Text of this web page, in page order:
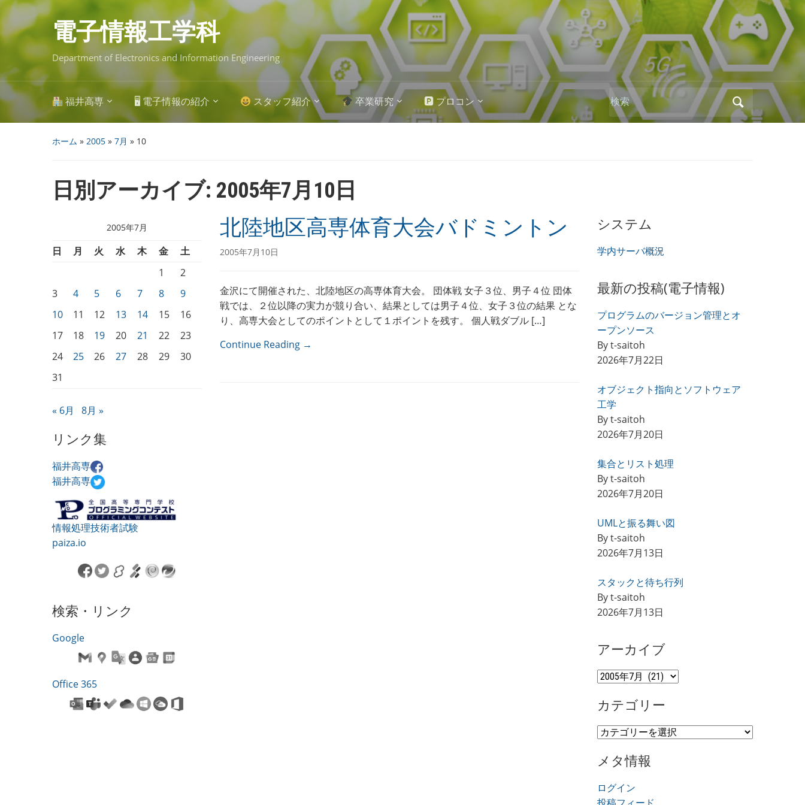
Skip
to
main
content 電子情報工学科
Department of Electronics and Information Engineering
福井高専 🖥 電子情報の紹介 スタッフ紹介 卒業研究 🅿 プロコン
Search
for:
ホーム » 2005 » 7月 » 10
日別アーカイブ: 2005年7月10日
2005年7月
日 月 火 水 木 金
土
1
2
3
4 5 6 7 8
9
10
11 12 13 14 15
16
17
18 19 20 21 22
23
24
25 26 27 28 29
30
31
« 6月 8月 »
リンク集
福井高専
福井高専
情報処理技術者試験
paiza.io
検索・リンク
Google
Office 365
北陸地区高専体育大会バドミントン
2005年7月10日
金沢にて開催された、北陸地区の高専体育大会。 団体戦 女子３位、男子４位 団体
戦では、２位以降の実力が競り合い、結果としては男子４位、女子３位の結果 とな
り、高専大会としてのポイントとして１ポイントを残す。 個人戦ダブル […]
Continue Reading →
システム
学内サーバ概況
最新の投稿(電子情報)
プログラムのバージョン管理とオ
ープンソース
By t-saitoh
2026年7月22日
オブジェクト指向とソフトウェア
工学
By t-saitoh
2026年7月20日
集合とリスト処理
By t-saitoh
2026年7月20日
UMLと振る舞い図
By t-saitoh
2026年7月13日
スタックと待ち行列
By t-saitoh
2026年7月13日
アーカイブ
ア
カ
ブ
カテゴリー
カ
ゴ
ー
メタ情報
ログイン